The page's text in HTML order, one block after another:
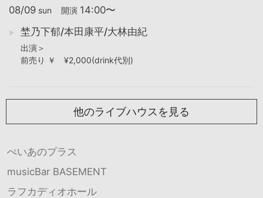
08/09 sun 開演 14:00〜
埜乃下郁/本田康平/大林由紀
出演＞
前売り ￥ ¥2,000(drink代別)
他のライブハウスを見る
ぺいあのプラス
musicBar BASEMENT
ラフカディオホール